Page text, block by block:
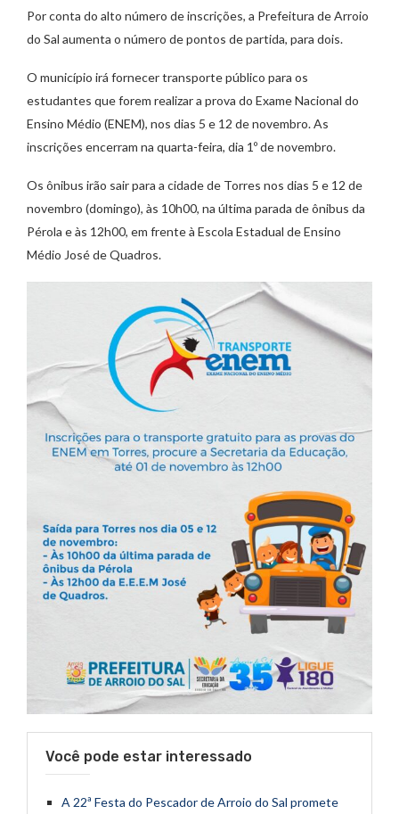
Por conta do alto número de inscrições, a Prefeitura de Arroio
do Sal aumenta o número de pontos de partida, para dois.
O município irá fornecer transporte público para os
estudantes que forem realizar a prova do Exame Nacional do
Ensino Médio (ENEM), nos dias 5 e 12 de novembro. As
inscrições encerram na quarta-feira, dia 1º de novembro.
Os ônibus irão sair para a cidade de Torres nos dias 5 e 12 de
novembro (domingo), às 10h00, na última parada de ônibus da
Pérola e às 12h00, em frente à Escola Estadual de Ensino
Médio José de Quadros.
Você pode estar interessado
A 22ª Festa do Pescador de Arroio do Sal promete